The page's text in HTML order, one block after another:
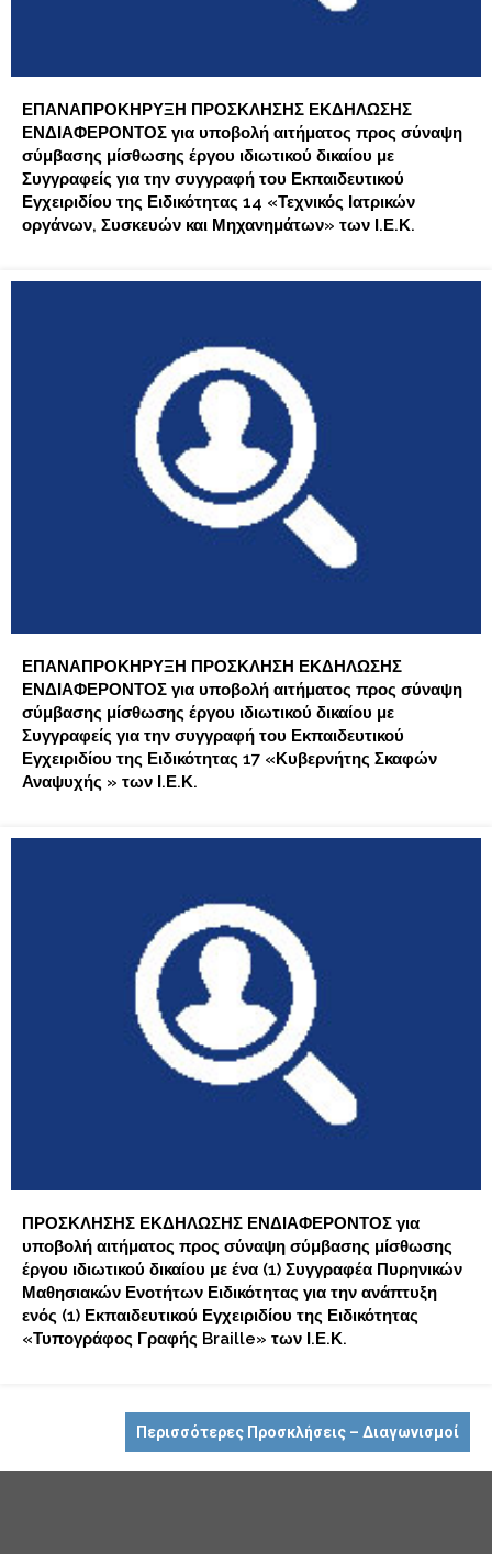
ΕΠΑΝΑΠΡΟΚΗΡΥΞΗ ΠΡΟΣΚΛΗΣΗΣ ΕΚΔΗΛΩΣΗΣ
ΕΝΔΙΑΦΕΡΟΝΤΟΣ για υποβολή αιτήματος προς σύναψη
σύμβασης μίσθωσης έργου ιδιωτικού δικαίου με
Συγγραφείς για την συγγραφή του Εκπαιδευτικού
Εγχειριδίου της Ειδικότητας 14 «Τεχνικός Ιατρικών
οργάνων, Συσκευών και Μηχανημάτων» των Ι.Ε.Κ.
ΕΠΑΝΑΠΡΟΚΗΡΥΞΗ ΠΡΟΣΚΛΗΣΗ ΕΚΔΗΛΩΣΗΣ
ΕΝΔΙΑΦΕΡΟΝΤΟΣ για υποβολή αιτήματος προς σύναψη
σύμβασης μίσθωσης έργου ιδιωτικού δικαίου με
Συγγραφείς για την συγγραφή του Εκπαιδευτικού
Εγχειριδίου της Ειδικότητας 17 «Κυβερνήτης Σκαφών
Αναψυχής » των Ι.Ε.Κ.
ΠΡΟΣΚΛΗΣΗΣ ΕΚΔΗΛΩΣΗΣ ΕΝΔΙΑΦΕΡΟΝΤΟΣ για
υποβολή αιτήματος προς σύναψη σύμβασης μίσθωσης
έργου ιδιωτικού δικαίου με ένα (1) Συγγραφέα Πυρηνικών
Μαθησιακών Ενοτήτων Ειδικότητας για την ανάπτυξη
ενός (1) Εκπαιδευτικού Εγχειριδίου της Ειδικότητας
«Τυπογράφος Γραφής Braille» των Ι.Ε.Κ.
Περισσότερες Προσκλήσεις – Διαγωνισμοί